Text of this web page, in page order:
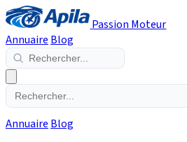
Passion Moteur
Annuaire Blog
Annuaire Blog